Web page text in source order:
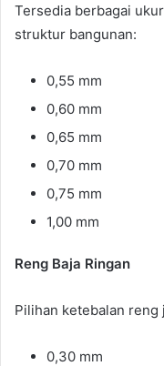
Tersedia berbagai
struktur bangunan:
0,55 mm
0,60 mm
0,65 mm
0,70 mm
0,75 mm
1,00 mm
Reng Baja Ringan
Pilihan ketebalan
0,30 mm